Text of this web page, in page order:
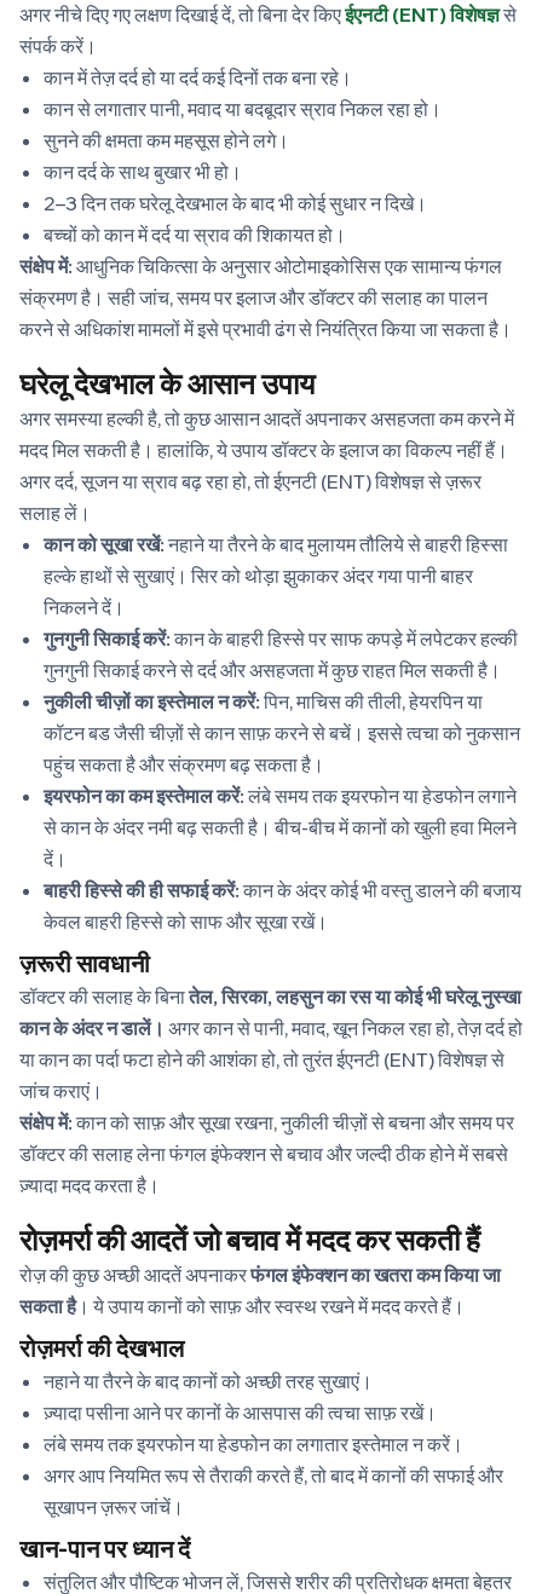
अगर नीचे दिए गए लक्षण दिखाई दें, तो बिना देर किएईएनटी (ENT) विशेषज्ञसे
संपर्क करें।
कान में तेज़ दर्द हो या दर्द कई दिनों तक बना रहे।
कान से लगातार पानी, मवाद या बदबूदार स्राव निकल रहा हो।
सुनने की क्षमता कम महसूस होने लगे।
कान दर्द के साथ बुखार भी हो।
2–3 दिन तक घरेलू देखभाल के बाद भी कोई सुधार न दिखे।
बच्चों को कान में दर्द या स्राव की शिकायत हो।
संक्षेप में: आधुनिक चिकित्सा के अनुसार ओटोमाइकोसिस एक सामान्य फंगल
संक्रमण है। सही जांच, समय पर इलाज और डॉक्टर की सलाह का पालन
करने से अधिकांश मामलों में इसे प्रभावी ढंग से नियंत्रित किया जा सकता है।
घरेलू देखभाल के आसान उपाय
अगर समस्या हल्की है, तो कुछ आसान आदतें अपनाकर असहजता कम करने में
मदद मिल सकती है। हालांकि, ये उपाय डॉक्टर के इलाज का विकल्प नहीं हैं।
अगर दर्द, सूजन या स्राव बढ़ रहा हो, तो ईएनटी (ENT) विशेषज्ञ से ज़रूर
सलाह लें।
कान को सूखा रखें: नहाने या तैरने के बाद मुलायम तौलिये से बाहरी हिस्सा
हल्के हाथों से सुखाएं। सिर को थोड़ा झुकाकर अंदर गया पानी बाहर
निकलने दें।
गुनगुनी सिकाई करें: कान के बाहरी हिस्से पर साफ कपड़े में लपेटकर हल्की
गुनगुनी सिकाई करने से दर्द और असहजता में कुछ राहत मिल सकती है।
नुकीली चीज़ों का इस्तेमाल न करें: पिन, माचिस की तीली, हेयरपिन या
कॉटन बड जैसी चीज़ों से कान साफ़ करने से बचें। इससे त्वचा को नुकसान
पहुंच सकता है और संक्रमण बढ़ सकता है।
इयरफोन का कम इस्तेमाल करें: लंबे समय तक इयरफोन या हेडफोन लगाने
से कान के अंदर नमी बढ़ सकती है। बीच-बीच में कानों को खुली हवा मिलने
दें।
बाहरी हिस्से की ही सफाई करें: कान के अंदर कोई भी वस्तु डालने की बजाय
केवल बाहरी हिस्से को साफ और सूखा रखें।
ज़रूरी सावधानी
डॉक्टर की सलाह के बिनातेल, सिरका, लहसुन का रस या कोई भी घरेलू नुस्खा
कान के अंदर न डालें। अगर कान से पानी, मवाद, खून निकल रहा हो, तेज़ दर्द हो
या कान का पर्दा फटा होने की आशंका हो, तो तुरंत ईएनटी (ENT) विशेषज्ञ से
जांच कराएं।
संक्षेप में: कान को साफ़ और सूखा रखना, नुकीली चीज़ों से बचना और समय पर
डॉक्टर की सलाह लेना फंगल इंफेक्शन से बचाव और जल्दी ठीक होने में सबसे
ज़्यादा मदद करता है।
रोज़मर्रा की आदतें जो बचाव में मदद कर सकती हैं
रोज़ की कुछ अच्छी आदतें अपनाकरफंगल इंफेक्शन का खतरा कम किया जा
सकता है। ये उपाय कानों को साफ़ और स्वस्थ रखने में मदद करते हैं।
रोज़मर्रा की देखभाल
नहाने या तैरने के बाद कानों को अच्छी तरह सुखाएं।
ज़्यादा पसीना आने पर कानों के आसपास की त्वचा साफ़ रखें।
लंबे समय तक इयरफोन या हेडफोन का लगातार इस्तेमाल न करें।
अगर आप नियमित रूप से तैराकी करते हैं, तो बाद में कानों की सफाई और
सूखापन ज़रूर जांचें।
खान-पान पर ध्यान दें
संतुलित और पौष्टिक भोजन लें, जिससे शरीर की प्रतिरोधक क्षमता बेहतर